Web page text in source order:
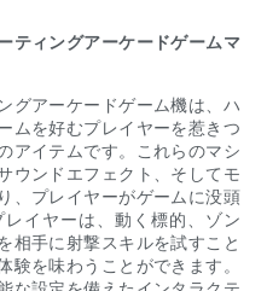
ティングアーケードゲームマ
グアーケードゲーム機は、ハ
ムを好むプレイヤーを惹きつ
アイテムです。これらのマシ
ウンドエフェクト、そしてモ
、プレイヤーがゲームに没頭
イヤーは、動く標的、ゾン
相手に射撃スキルを試すこと
験を味わうことができます。